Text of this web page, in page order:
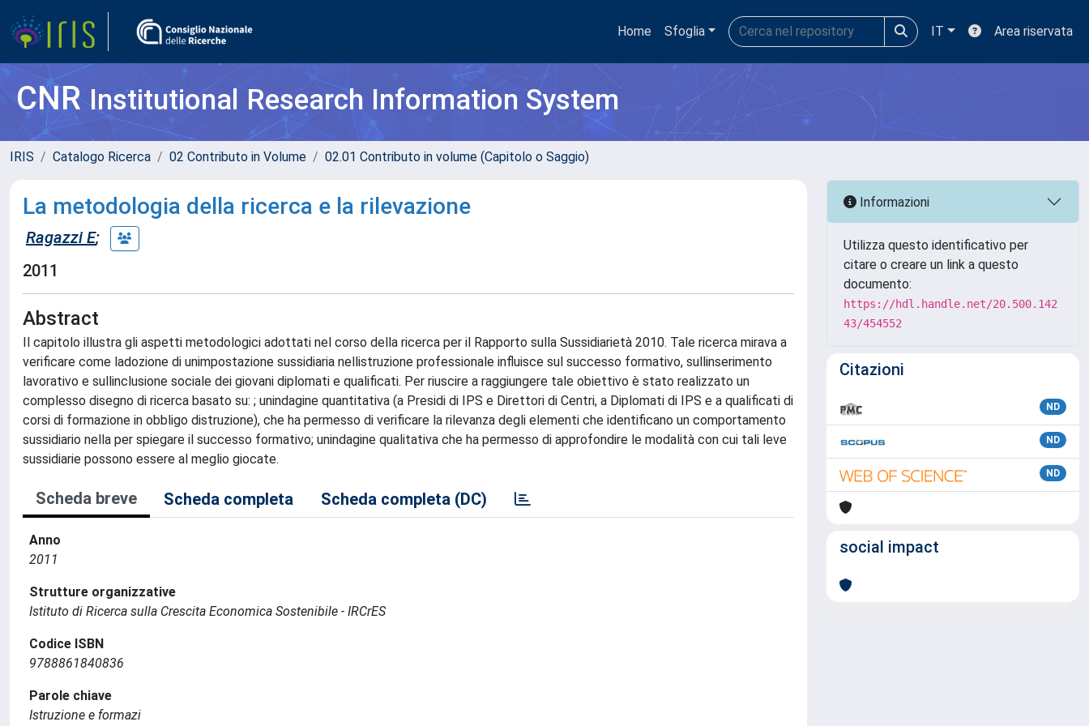
Home Sfoglia IT Area riservata
CNRInstitutional Research Information System
IRIS Catalogo Ricerca 02 Contributo in Volume 02.01 Contributo in volume (Capitolo o Saggio)
La metodologia della ricerca e la rilevazione
Ragazzi E;
2011
Abstract
Il capitolo illustra gli aspetti metodologici adottati nel corso della ricerca per il Rapporto sulla Sussidiarietà 2010. Tale ricerca mirava a
verificare come ladozione di unimpostazione sussidiaria nellistruzione professionale influisce sul successo formativo, sullinserimento
lavorativo e sullinclusione sociale dei giovani diplomati e qualificati. Per riuscire a raggiungere tale obiettivo è stato realizzato un
complesso disegno di ricerca basato su: ; unindagine quantitativa (a Presidi di IPS e Direttori di Centri, a Diplomati di IPS e a qualificati di
corsi di formazione in obbligo distruzione), che ha permesso di verificare la rilevanza degli elementi che identificano un comportamento
sussidiario nella per spiegare il successo formativo; unindagine qualitativa che ha permesso di approfondire le modalità con cui tali leve
sussidiarie possono essere al meglio giocate.
Scheda breve Scheda completa Scheda completa (DC)
Anno
2011
Strutture organizzative
Istituto di Ricerca sulla Crescita Economica Sostenibile - IRCrES
Codice ISBN
9788861840836
Parole chiave
Istruzione e formazi
Informazioni
Utilizza questo identificativo per
citare o creare un link a questo
documento:
https://hdl.handle.net/20.500.142
43/454552
Citazioni
ND
ND
ND
social impact